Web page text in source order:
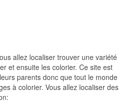
allez localiser trouver une variété
et ensuite les colorier. Ce site est
parents donc que tout le monde
à colorier. Vous allez localiser des